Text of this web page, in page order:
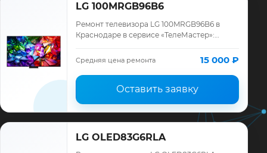
LG 100MRGB96B6
Ремонт телевизора LG 100MRGB96B6 в
Краснодаре в сервисе «ТелеМастер»:
запчасти и гарантия до 12 месяцев.
Средняя цена ремонта 15 000 ₽
Оставить заявку
LG OLED83G6RLA